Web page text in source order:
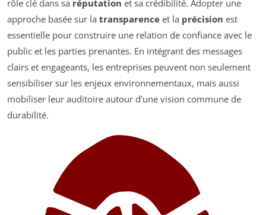
rôle clé dans sa réputation et sa crédibilité. Adopter une
approche basée sur la transparence et la précision est
essentielle pour construire une relation de confiance avec le
public et les parties prenantes. En intégrant des messages
clairs et engageants, les entreprises peuvent non seulement
sensibiliser sur les enjeux environnementaux, mais aussi
mobiliser leur auditoire autour d’une vision commune de
durabilité.